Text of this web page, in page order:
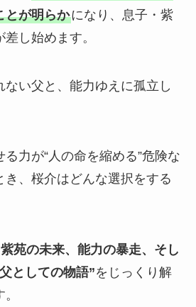
とが明らかになり、息子・紫
し始めます。
い父と、能力ゆえに孤立し
力が“人の命を縮める”危険な
き、桜介はどんな選択をする
苑の未来、能力の暴走、そし
としての物語”をじっくり解